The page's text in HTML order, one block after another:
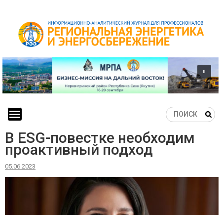
content
В ESG-повестке необходим
проактивный подход
05.06.2023